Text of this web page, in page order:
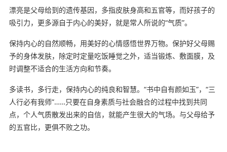
漂亮是父母给到的遗传基因，多指皮肤身高和五官等，而好孩子的
吸引力，更多源自于内心的美好，就是常人所说的“气质”。
保持内心的自然顺畅，用美好的心情感悟世界万物。保护好父母赐
予的身体发肤，除定时定量吃饭睡觉之外，适当锻炼、敷面膜，及
时调整不适合的生活方向和节奏。
多读书，多行走，保持内心的纯良和智慧。“书中自有颜如玉”，“三
人行必有我师”……只要在自身素质与社会融合的过程中找到共同
点，个人气质散发出来的自信，就能产生很大的气场。与父母给予
的五官比，更俱不败之功。